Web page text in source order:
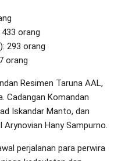
orang
293 orang
orang
Resimen Taruna AAL,
Cadangan Komandan
Iskandar Manto, dan
Arynovian Hany Sampurno.
perjalanan para perwira